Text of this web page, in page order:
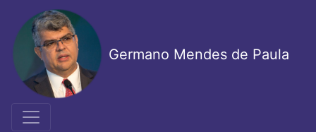
para
conteúdo
principal
Germano Mendes de Paula